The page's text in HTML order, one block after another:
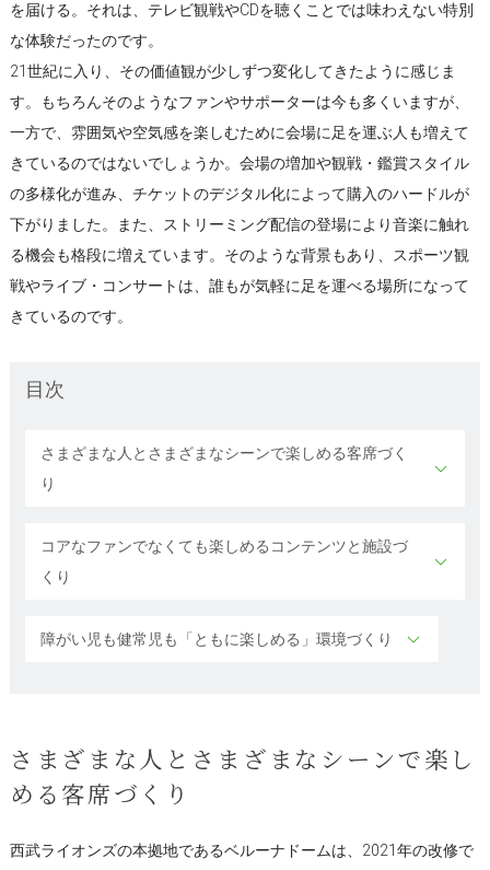
を届ける。それは、テレビ観戦やCDを聴くことでは味わえない特別
な体験だったのです。
21世紀に入り、その価値観が少しずつ変化してきたように感じま
す。もちろんそのようなファンやサポーターは今も多くいますが、
一方で、雰囲気や空気感を楽しむために会場に足を運ぶ人も増えて
きているのではないでしょうか。会場の増加や観戦・鑑賞スタイル
の多様化が進み、チケットのデジタル化によって購入のハードルが
下がりました。また、ストリーミング配信の登場により音楽に触れ
る機会も格段に増えています。そのような背景もあり、スポーツ観
戦やライブ・コンサートは、誰もが気軽に足を運べる場所になって
きているのです。
目次
さまざまな人とさまざまなシーンで楽しめる客席づく
り
コアなファンでなくても楽しめるコンテンツと施設づ
くり
障がい児も健常児も「ともに楽しめる」環境づくり
さまざまな人とさまざまなシーンで楽し
める客席づくり
西武ライオンズの本拠地であるベルーナドームは、2021年の改修で